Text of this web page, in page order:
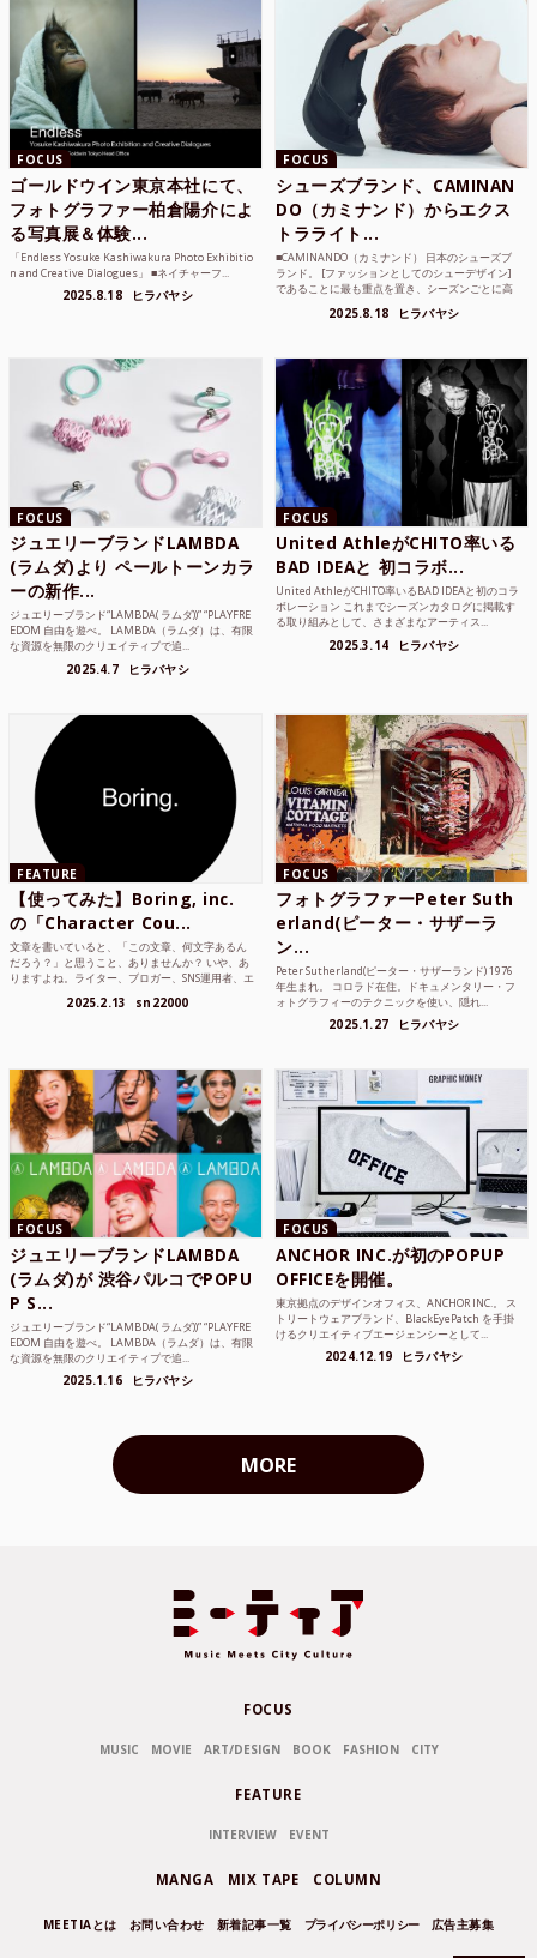
FOCUS
ゴールドウイン東京本社にて、
フォトグラファー柏倉陽介によ
る写真展＆体験...
「Endless Yosuke Kashiwakura Photo Exhibitio
n and Creative Dialogues」 ■ネイチャーフ...
2025.8.18 ヒラバヤシ
FOCUS
シューズブランド、CAMINAN
DO（カミナンド）からエクス
トラライト...
■CAMINANDO（カミナンド） 日本のシューズブ
ランド。 [ファッションとしてのシューデザイン]
であることに最も重点を置き、シーズンごとに高
2025.8.18 ヒラバヤシ
FOCUS
ジュエリーブランドLAMBDA
(ラムダ)より ペールトーンカラ
ーの新作...
ジュエリーブランド“LAMBDA( ラムダ))” “PLAYFRE
EDOM 自由を遊べ。 LAMBDA（ラムダ）は、有限
な資源を無限のクリエイティブで追...
2025.4.7 ヒラバヤシ
FOCUS
United AthleがCHITO率いる
BAD IDEAと 初コラボ...
United AthleがCHITO率いるBAD IDEAと初のコラ
ボレーション これまでシーズンカタログに掲載す
る取り組みとして、さまざまなアーティス...
2025.3.14 ヒラバヤシ
FEATURE
【使ってみた】Boring, inc.
の「Character Cou...
文章を書いていると、「この文章、何文字あるん
だろう？」と思うこと、ありませんか？ いや、あ
りますよね。ライター、ブロガー、SNS運用者、エ
2025.2.13 sn22000
FOCUS
フォトグラファーPeter Suth
erland(ピーター・サザーラ
ン...
Peter Sutherland(ピーター・サザーランド) 1976
年生まれ。 コロラド在住。ドキュメンタリー・フ
ォトグラフィーのテクニックを使い、隠れ...
2025.1.27 ヒラバヤシ
FOCUS
ジュエリーブランドLAMBDA
(ラムダ)が 渋谷パルコでPOPU
P S...
ジュエリーブランド“LAMBDA( ラムダ))” “PLAYFRE
EDOM 自由を遊べ。 LAMBDA（ラムダ）は、有限
な資源を無限のクリエイティブで追...
2025.1.16 ヒラバヤシ
FOCUS
ANCHOR INC.が初のPOPUP
OFFICEを開催。
東京拠点のデザインオフィス、ANCHOR INC.。 ス
トリートウェアブランド、BlackEyePatch を手掛
けるクリエイティブエージェンシーとして...
2024.12.19 ヒラバヤシ
MORE
FOCUS
MUSIC MOVIE ART/DESIGN BOOK FASHION CITY
FEATURE
INTERVIEW EVENT
MANGA MIX TAPE COLUMN
MEETIAとは お問い合わせ 新着記事一覧 プライバシーポリシー 広告主募集